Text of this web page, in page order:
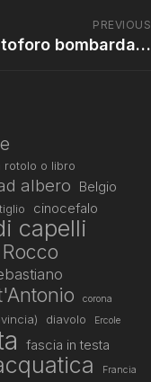
PREVIOUS
San Cristoforo bombardato (3/3): Bono da Ferrara e la cappella Ovetari
rotolo o libro
albero Belgio
cinocefalo
capelli
corona
diavolo Ercole
fascia in testa
Francia